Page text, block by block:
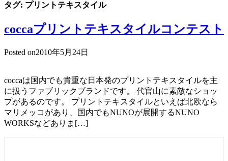
タグ: プリントテキスタイル
coccaプリントテキスタイルコンテスト
Posted on2010年5月24日
coccaは国内でも貴重な日本発のプリントテキスタイルを主
に扱うファブリックブランドです。 代官山に素敵なショッ
プがあるのです。 プリントテキスタイルといえば北欧なら
マリメッコがあり、国内でもNUNOが展開するNUNO
WORKSなどありま[…]